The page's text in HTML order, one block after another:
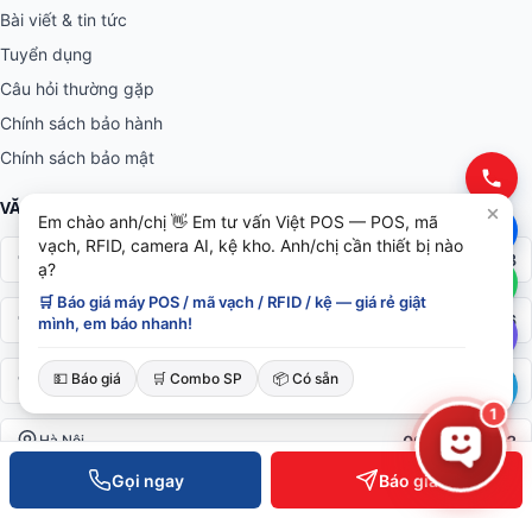
Gọi ngay Báo giá
Bài viết & tin tức
Tuyển dụng
Câu hỏi thường gặp
Chính sách bảo hành
Chính sách bảo mật
VĂN PHÒNG TOÀN QUỐC
Hồ Chí Minh 0934 777 443
Đà Nẵng 0905 999 656
Cần Thơ 0931 777 527
Hà Nội 0937 845 333
0935 498 384
1
Em chào anh/chị 👋 Em tư vấn Việt POS — POS, mã
vạch, RFID, camera AI, kệ kho. Anh/chị cần thiết bị nào
ạ?
🛒 Báo giá máy POS / mã vạch / RFID / kệ — giá rẻ giật
mình, em báo nhanh!
💵 Báo giá 🛒 Combo SP 📦 Có sẵn